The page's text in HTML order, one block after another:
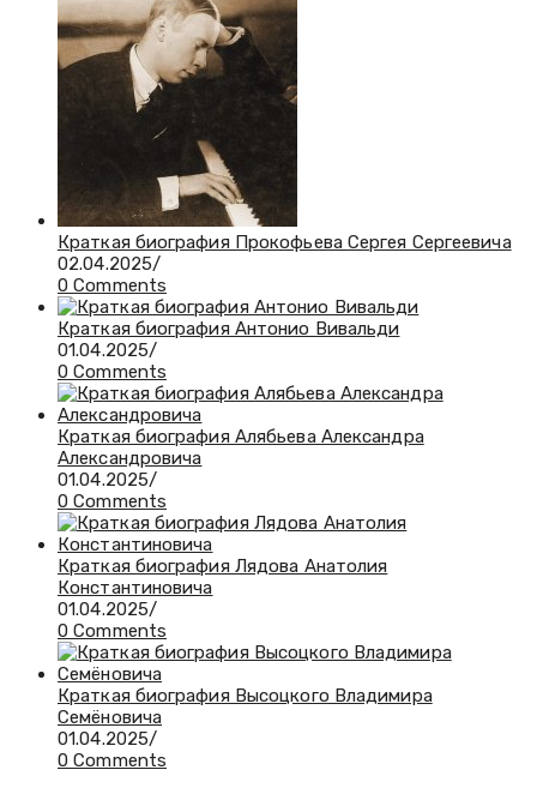
Краткая биография Прокофьева Сергея Сергеевича
02.04.2025/
0 Comments
Краткая биография Антонио Вивальди
01.04.2025/
0 Comments
Краткая биография Алябьева Александра
Александровича
01.04.2025/
0 Comments
Краткая биография Лядова Анатолия
Константиновича
01.04.2025/
0 Comments
Краткая биография Высоцкого Владимира
Семёновича
01.04.2025/
0 Comments